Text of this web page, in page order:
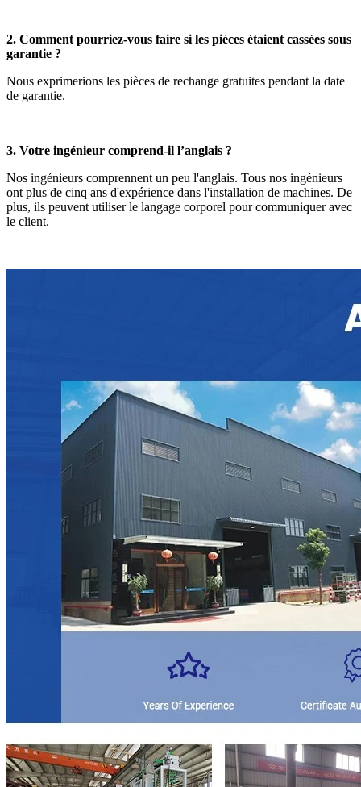
2. Comment pourriez-vous faire si les pièces étaient cassées sous
garantie ?
Nous exprimerions les pièces de rechange gratuites pendant la date
de garantie.
3. Votre ingénieur comprend-il l’anglais ?
Nos ingénieurs comprennent un peu l'anglais. Tous nos ingénieurs
ont plus de cinq ans d'expérience dans l'installation de machines. De
plus, ils peuvent utiliser le langage corporel pour communiquer avec
le client.